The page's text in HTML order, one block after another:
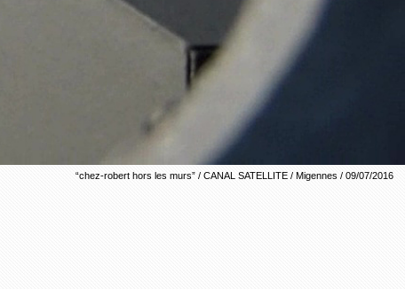
“chez-robert hors les murs” / CANAL SATELLITE / Migennes / 09/07/2016